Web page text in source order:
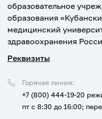
образовательное
образования
медицинский
здравоохранения
Реквизиты
Горячая линия:
+7 (800) 444-19-20
пт с 8:30 до 16:00;